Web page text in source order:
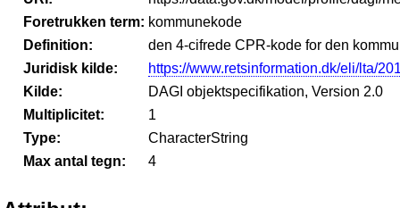
Foretrukken term: kommunekode
Definition:
den 4-cifrede CPR-kode for den
Juridisk kilde:
https://www.retsinformation.dk/eli/lta/
Kilde:
DAGI objektspecifikation, Version 2.0
Multiplicitet:
1
Type:
CharacterString
Max antal tegn:
4